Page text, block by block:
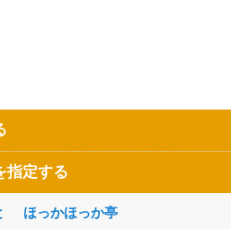
指定する
ほっかほっか亭